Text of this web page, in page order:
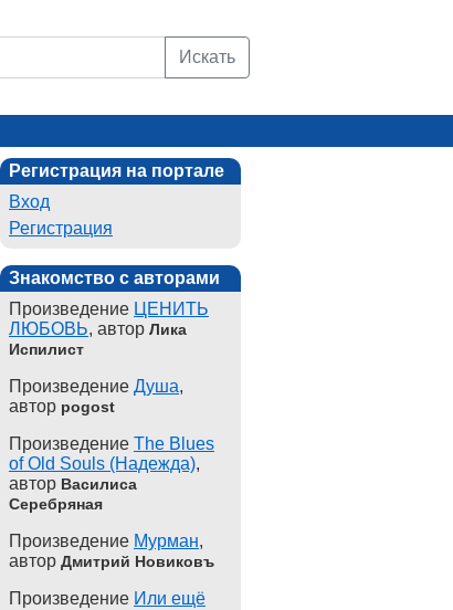
Искать
Регистрация на портале
Вход
Регистрация
Знакомство с авторами
Произведение ЦЕНИТЬ
ЛЮБОВЬ, автор Лика
Испилист
Произведение Душа,
автор pogost
Произведение The Blues
of Old Souls (Надежда),
автор Василиса
Серебряная
Произведение Мурман,
автор Дмитрий Новиковъ
Произведение Или ещё